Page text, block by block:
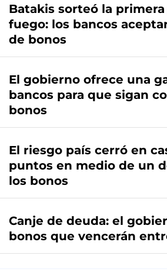
Batakis sorteó la
fuego: los bancos
de bonos
El gobierno ofrece una
bancos para que sigan
bonos
El riesgo país cerró en
puntos en medio de un
los bonos
Canje de deuda: el
bonos que vencerán